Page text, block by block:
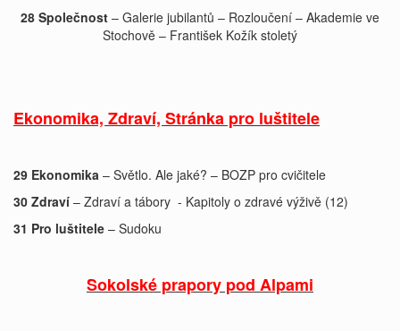
28 Společnost – Galerie jubilantů – Rozloučení – Akademie ve
Stochově – František Kožík stoletý
Ekonomika, Zdraví, Stránka pro luštitele
29 Ekonomika – Světlo. Ale jaké? – BOZP pro cvičitele
30 Zdraví – Zdraví a tábory - Kapitoly o zdravé výživě (12)
31 Pro luštitele – Sudoku
Sokolské prapory pod Alpami